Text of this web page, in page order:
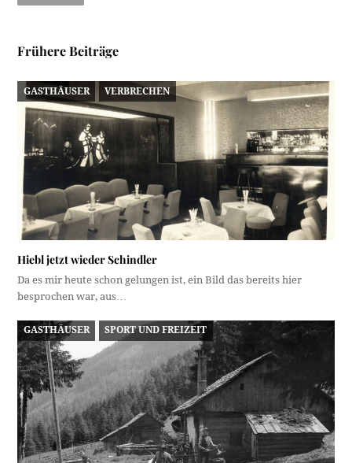
Frühere Beiträge
GASTHÄUSER VERBRECHEN
Hiebl jetzt wieder Schindler
Da es mir heute schon gelungen ist, ein Bild das bereits hier
besprochen war, aus…
GASTHÄUSER SPORT UND FREIZEIT